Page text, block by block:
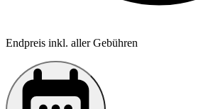
Endpreis inkl. aller Gebühren